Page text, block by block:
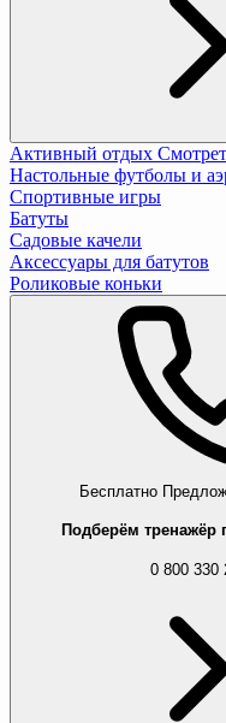
Активный отдых
Настольные футболы и
Спортивные игры
Батуты
Садовые качели
Аксессуары для батутов
Роликовые коньки
Бесплатно
Подберём тренажёр
0 800 330